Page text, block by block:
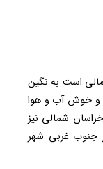
است به نگین
و خوش آب و هوا
شمالی نیز
جنوب غربی شهر